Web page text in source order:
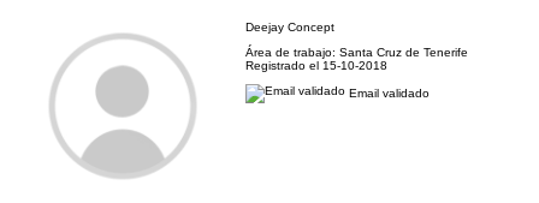
Deejay Concept
Área de trabajo: Santa Cruz de Tenerife
Registrado el 15-10-2018
Email validado